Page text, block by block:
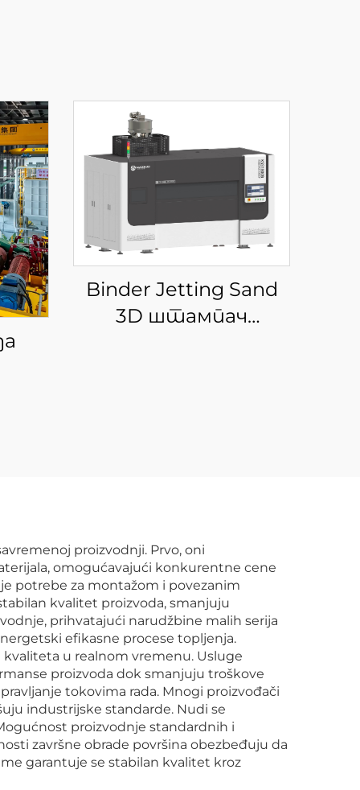
Binder Jetting Sand
3D штампач
proizvodnji. Prvo, oni
omogućavajući konkurentne cene
potrebe za montažom i povezanim
kvalitet proizvoda, smanjuju
prihvatajući narudžbine malih serija
efikasne procese topljenja.
u realnom vremenu. Usluge
proizvoda dok smanjuju troškove
tokovima rada. Mnogi proizvođači
industrijske standarde. Nudi se
proizvodnje standardnih i
završne obrade površina obezbeđuju da
garantuje se stabilan kvalitet kroz